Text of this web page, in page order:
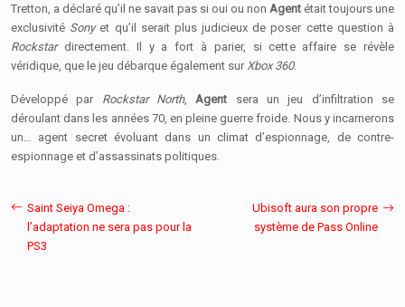
Tretton, a déclaré qu’il ne savait pas si oui ou non Agent était toujours une
exclusivité Sonyet qu’il serait plus judicieux de poser cette question à
Rockstardirectement. Il y a fort à parier, si cette affaire se révèle
véridique, que le jeu débarque également sur Xbox 360.
Développé par Rockstar North, Agent sera un jeu d’infiltration se
déroulant dans les années 70, en pleine guerre froide. Nous y incarnerons
un… agent secret évoluant dans un climat d’espionnage, de contre-
espionnage et d’assassinats politiques.
Saint Seiya Omega :
l’adaptation ne sera pas pour la
PS3
Ubisoft aura son propre
système de Pass Online